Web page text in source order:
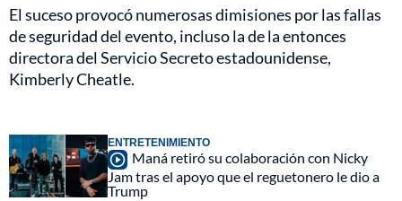
El suceso provocó numerosas dimisiones por las fallas
de seguridad del evento, incluso la de la entonces
directora del Servicio Secreto estadounidense,
Kimberly Cheatle.
ENTRETENIMIENTO
Maná retiró su colaboración con Nicky
Jam tras el apoyo que el reguetonero le dio a
Trump